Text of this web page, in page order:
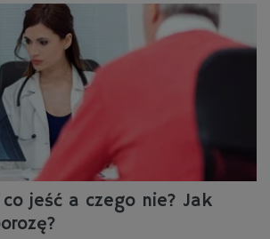
jeść a czego nie? Jak